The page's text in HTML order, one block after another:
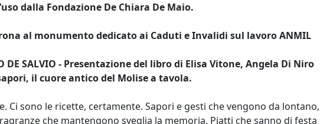
dalla Fondazione De Chiara De Maio.
al monumento dedicato ai Caduti e Invalidi sul lavoro ANMIL
DE SALVIO - Presentazione del libro di Elisa Vitone, Angela Di Niro
il cuore antico del Molise a tavola.
Ci sono le ricette, certamente. Sapori e gesti che vengono da lontano,
che mantengono sveglia la memoria. Piatti che sanno di festa